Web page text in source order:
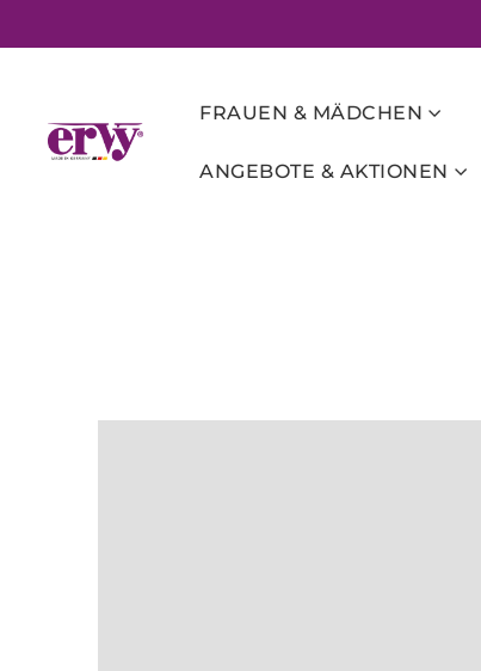
FRAUEN & MÄDCHEN
ANGEBOTE & AKTIONEN